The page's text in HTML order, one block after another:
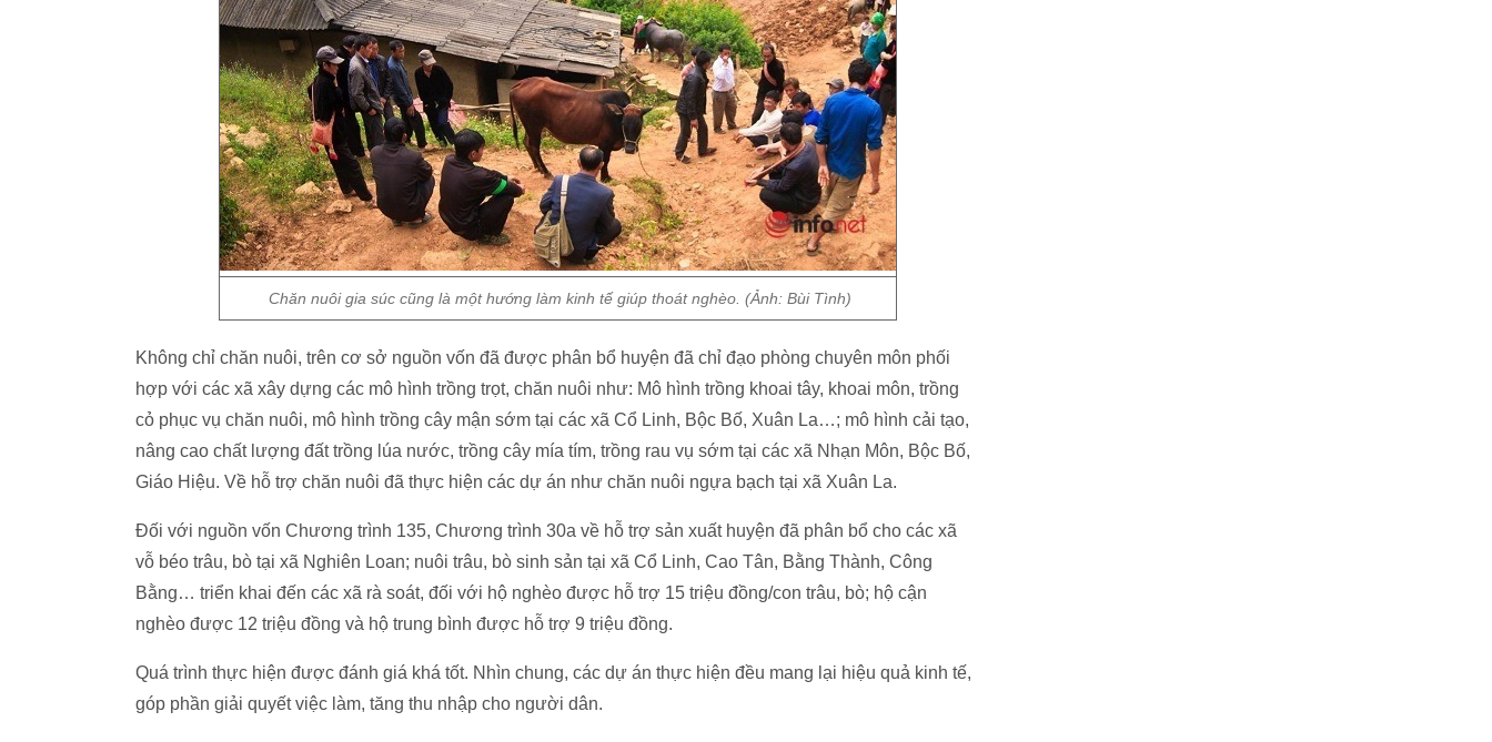
Chăn nuôi gia súc cũng là một hướng làm kinh tế giúp thoát nghèo. (Ảnh: Bùi Tình)
Không chỉ chăn nuôi, trên cơ sở nguồn vốn đã được phân bổ huyện đã chỉ đạo phòng chuyên môn phối
hợp với các xã xây dựng các mô hình trồng trọt, chăn nuôi như: Mô hình trồng khoai tây, khoai môn, trồng
cỏ phục vụ chăn nuôi, mô hình trồng cây mận sớm tại các xã Cổ Linh, Bộc Bố, Xuân La…; mô hình cải tạo,
nâng cao chất lượng đất trồng lúa nước, trồng cây mía tím, trồng rau vụ sớm tại các xã Nhạn Môn, Bộc Bố,
Giáo Hiệu. Về hỗ trợ chăn nuôi đã thực hiện các dự án như chăn nuôi ngựa bạch tại xã Xuân La.
Đối với nguồn vốn Chương trình 135, Chương trình 30a về hỗ trợ sản xuất huyện đã phân bổ cho các xã
vỗ béo trâu, bò tại xã Nghiên Loan; nuôi trâu, bò sinh sản tại xã Cổ Linh, Cao Tân, Bằng Thành, Công
Bằng… triển khai đến các xã rà soát, đối với hộ nghèo được hỗ trợ 15 triệu đồng/con trâu, bò; hộ cận
nghèo được 12 triệu đồng và hộ trung bình được hỗ trợ 9 triệu đồng.
Quá trình thực hiện được đánh giá khá tốt. Nhìn chung, các dự án thực hiện đều mang lại hiệu quả kinh tế,
góp phần giải quyết việc làm, tăng thu nhập cho người dân.